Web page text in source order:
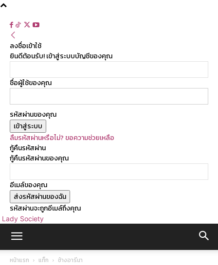
ลงชื่อเข้าใช้
ยินดีต้อนรับ! เข้าสู่ระบบบัญชีของคุณ
ชื่อผู้ใช้ของคุณ
รหัสผ่านของคุณ
ลืมรหัสผ่านหรือไม่? ขอความช่วยเหลือ
กู้คืนรหัสผ่าน
กู้คืนรหัสผ่านของคุณ
อีเมล์ของคุณ
รหัสผ่านจะถูกอีเมล์ถึงคุณ
Lady Society
หน้าแรก แท็ก ช้างอารีนา